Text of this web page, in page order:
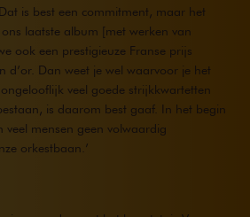
is best een commitment, maar het
laatste album [met werken van
ook een prestigieuze Franse prijs
d’or. Dan weet je wel waarvoor je het
veel goede strijkkwartetten
is daarom best gaaf. In het begin
mensen geen volwaardig
orkestbaan.’